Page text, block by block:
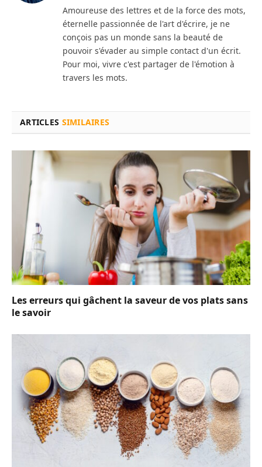
Amoureuse des lettres et de la force des mots,
éternelle passionnée de l'art d'écrire, je ne
conçois pas un monde sans la beauté de
pouvoir s'évader au simple contact d'un écrit.
Pour moi, vivre c'est partager de l'émotion à
travers les mots.
ARTICLES SIMILAIRES
Les erreurs qui gâchent la saveur de vos plats sans
le savoir